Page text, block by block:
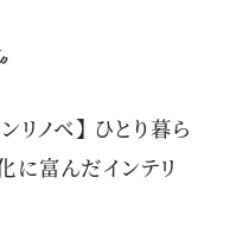
リノベ】 ひとり暮ら
に富んだインテリ